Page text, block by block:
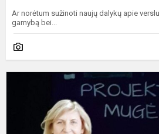
Ar norėtum sužinoti naujų dalykų apie
gamybą bei...